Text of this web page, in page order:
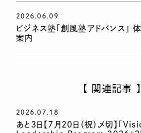
2026.06.09
ビジネス塾「創風塾アドバンス」
案内
【 関連記事 】
2026.07.18
あと3日【7月20日（祝）〆切】「